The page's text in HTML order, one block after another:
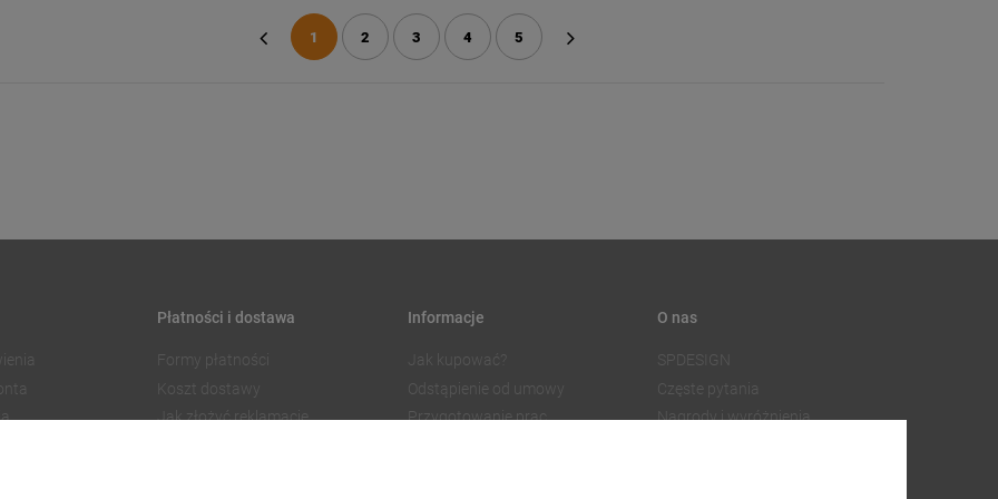
1 2 3 4 5
Płatności i dostawa
Formy płatności
Koszt dostawy
Jak złożyć reklamację
Informacje
Jak kupować?
Odstąpienie od umowy
Przygotowanie prac
O nas
SPDESIGN
Częste pytania
Nagrody i wyróżnienia